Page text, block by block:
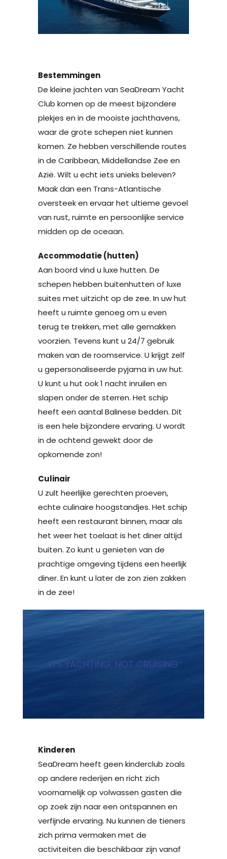
Bestemmingen
De kleine jachten van SeaDream Yacht
Club komen op de meest bijzondere
plekjes en in de mooiste jachthavens,
waar de grote schepen niet kunnen
komen. Ze hebben verschillende routes
in de Caribbean, Middellandse Zee en
Azië. Wilt u echt iets unieks beleven?
Maak dan een Trans-Atlantische
oversteek en ervaar het ultieme gevoel
van rust, ruimte en persoonlijke service
midden op de oceaan.
Accommodatie (hutten)
Aan boord vind u luxe hutten. De
schepen hebben buitenhutten of luxe
suites met uitzicht op de zee. In uw hut
heeft u ruimte genoeg om u even
terug te trekken, met alle gemakken
voorzien. Tevens kunt u 24/7 gebruik
maken van de roomservice. U krijgt zelf
u gepersonaliseerde pyjama in uw hut.
U kunt u hut ook 1 nacht inruilen en
slapen onder de sterren. Het schip
heeft een aantal Balinese bedden. Dit
is een hele bijzondere ervaring. U wordt
in de ochtend gewekt door de
opkomende zon!
Culinair
U zult heerlijke gerechten proeven,
echte culinaire hoogstandjes. Het schip
heeft een restaurant binnen, maar als
het weer het toelaat is het diner altijd
buiten. Zo kunt u genieten van de
prachtige omgeving tijdens een heerlijk
diner. En kunt u later de zon zien zakken
in de zee!
ITS YACHTING, NOT CRUISING
Kinderen
SeaDream heeft geen kinderclub zoals
op andere rederijen en richt zich
voornamelijk op volwassen gasten die
op zoek zijn naar een ontspannen en
verfijnde ervaring. Nu kunnen de tieners
zich prima vermaken met de
activiteiten die beschikbaar zijn vanaf